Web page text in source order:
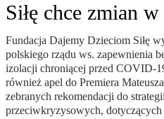
Siłę chce zmian
Fundacja Dajemy Dzieciom Siłę
polskiego rządu ws. zapewnienia
izolacji chroniącej przed COVID-
również apel do Premiera
zebranych rekomendacji do
przeciwkryzysowych, dotyczących